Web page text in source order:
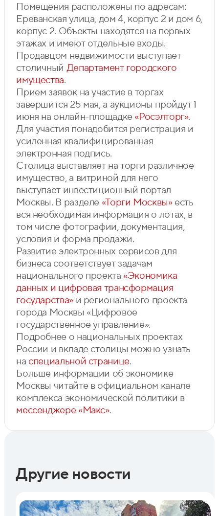
Помещения расположены по адресам:
Ереванская улица, дом 4, корпус 2 и дом 6,
корпус 2. Объекты находятся на первых
этажах и имеют отдельные входы.
Продавцом недвижимости выступает
столичный Департамент городского
имущества.
Прием заявок на участие в торгах
завершится 25 мая, а аукционы пройдут 1
июня на онлайн-площадке «Росэлторг».
Для участия понадобится регистрация и
усиленная квалифицированная
электронная подпись.
Столица выставляет на торги различное
имущество, а витриной для него
выступает инвестиционный портал
Москвы. В разделе «Торги Москвы»есть
вся необходимая информация о лотах, в
том числе фотографии, документация,
условия и форма продажи.
Развитие электронных сервисов для
бизнеса соответствует задачам
национального проекта «Экономика
данных и цифровая трансформация
государства»и регионального проекта
города Москвы «Цифровое
государственное управление».
Подробнее о национальных проектах
России и вкладе столицы можно узнать
на специальной странице.
Больше информации об экономике
Москвы читайте в официальном канале
комплекса экономической политики в
мессенджере «Макс».
Другие новости